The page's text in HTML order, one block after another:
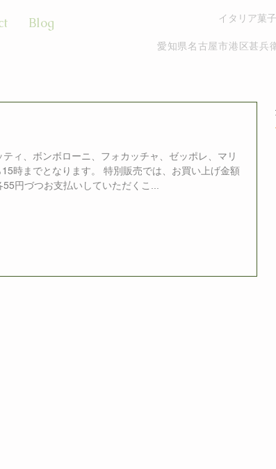
イタリア菓
Blog
愛知県名古屋市港区甚
ィ、ボンボローニ、フォカッチャ、ゼッポレ、マリ
時までとなります。 特別販売では、お買い上げ金額
円づつお支払いしていただくこ...